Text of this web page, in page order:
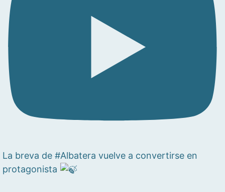
La breva de #Albatera vuelve a convertirse en
protagonista